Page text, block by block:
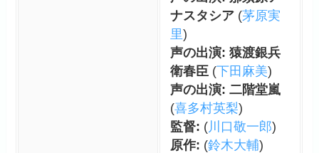
ナスタシア(茅原実
里)
声の出演: 猿渡銀兵
衛春臣(下田麻美)
声の出演: 二階堂嵐
(喜多村英梨)
監督: (川口敬一郎)
原作: (鈴木大輔)